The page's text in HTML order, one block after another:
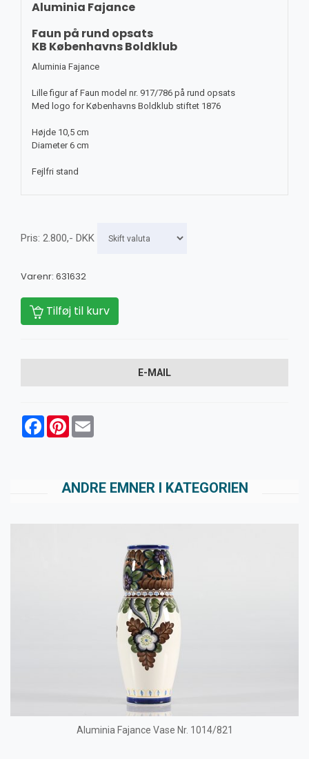
Aluminia Fajance
Faun på rund opsats
KB Københavns Boldklub
Aluminia Fajance
Lille figur af Faun model nr. 917/786 på rund opsats
Med logo for Københavns Boldklub stiftet 1876
Højde 10,5 cm
Diameter 6 cm
Fejlfri stand
Pris: 2.800,- DKK
Varenr: 631632
Tilføj til kurv
E-MAIL
FacebookPinterest
ANDRE EMNER I KATEGORIEN
Aluminia Fajance Vase Nr. 1014/821